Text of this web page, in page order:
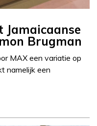
Jamaicaanse
Brugman
MAX een variatie op
namelijk een